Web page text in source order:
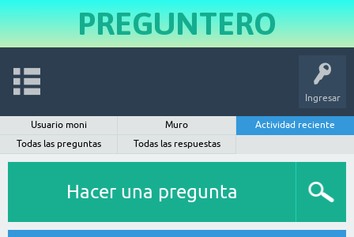
PREGUNTERO
Ingresar
Usuario moni Muro
Actividad reciente
Todas las preguntas
Todas las respuestas
Hacer una pregunta